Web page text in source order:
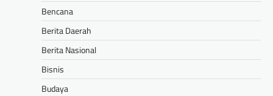
Bencana
Berita Daerah
Berita Nasional
Bisnis
Budaya